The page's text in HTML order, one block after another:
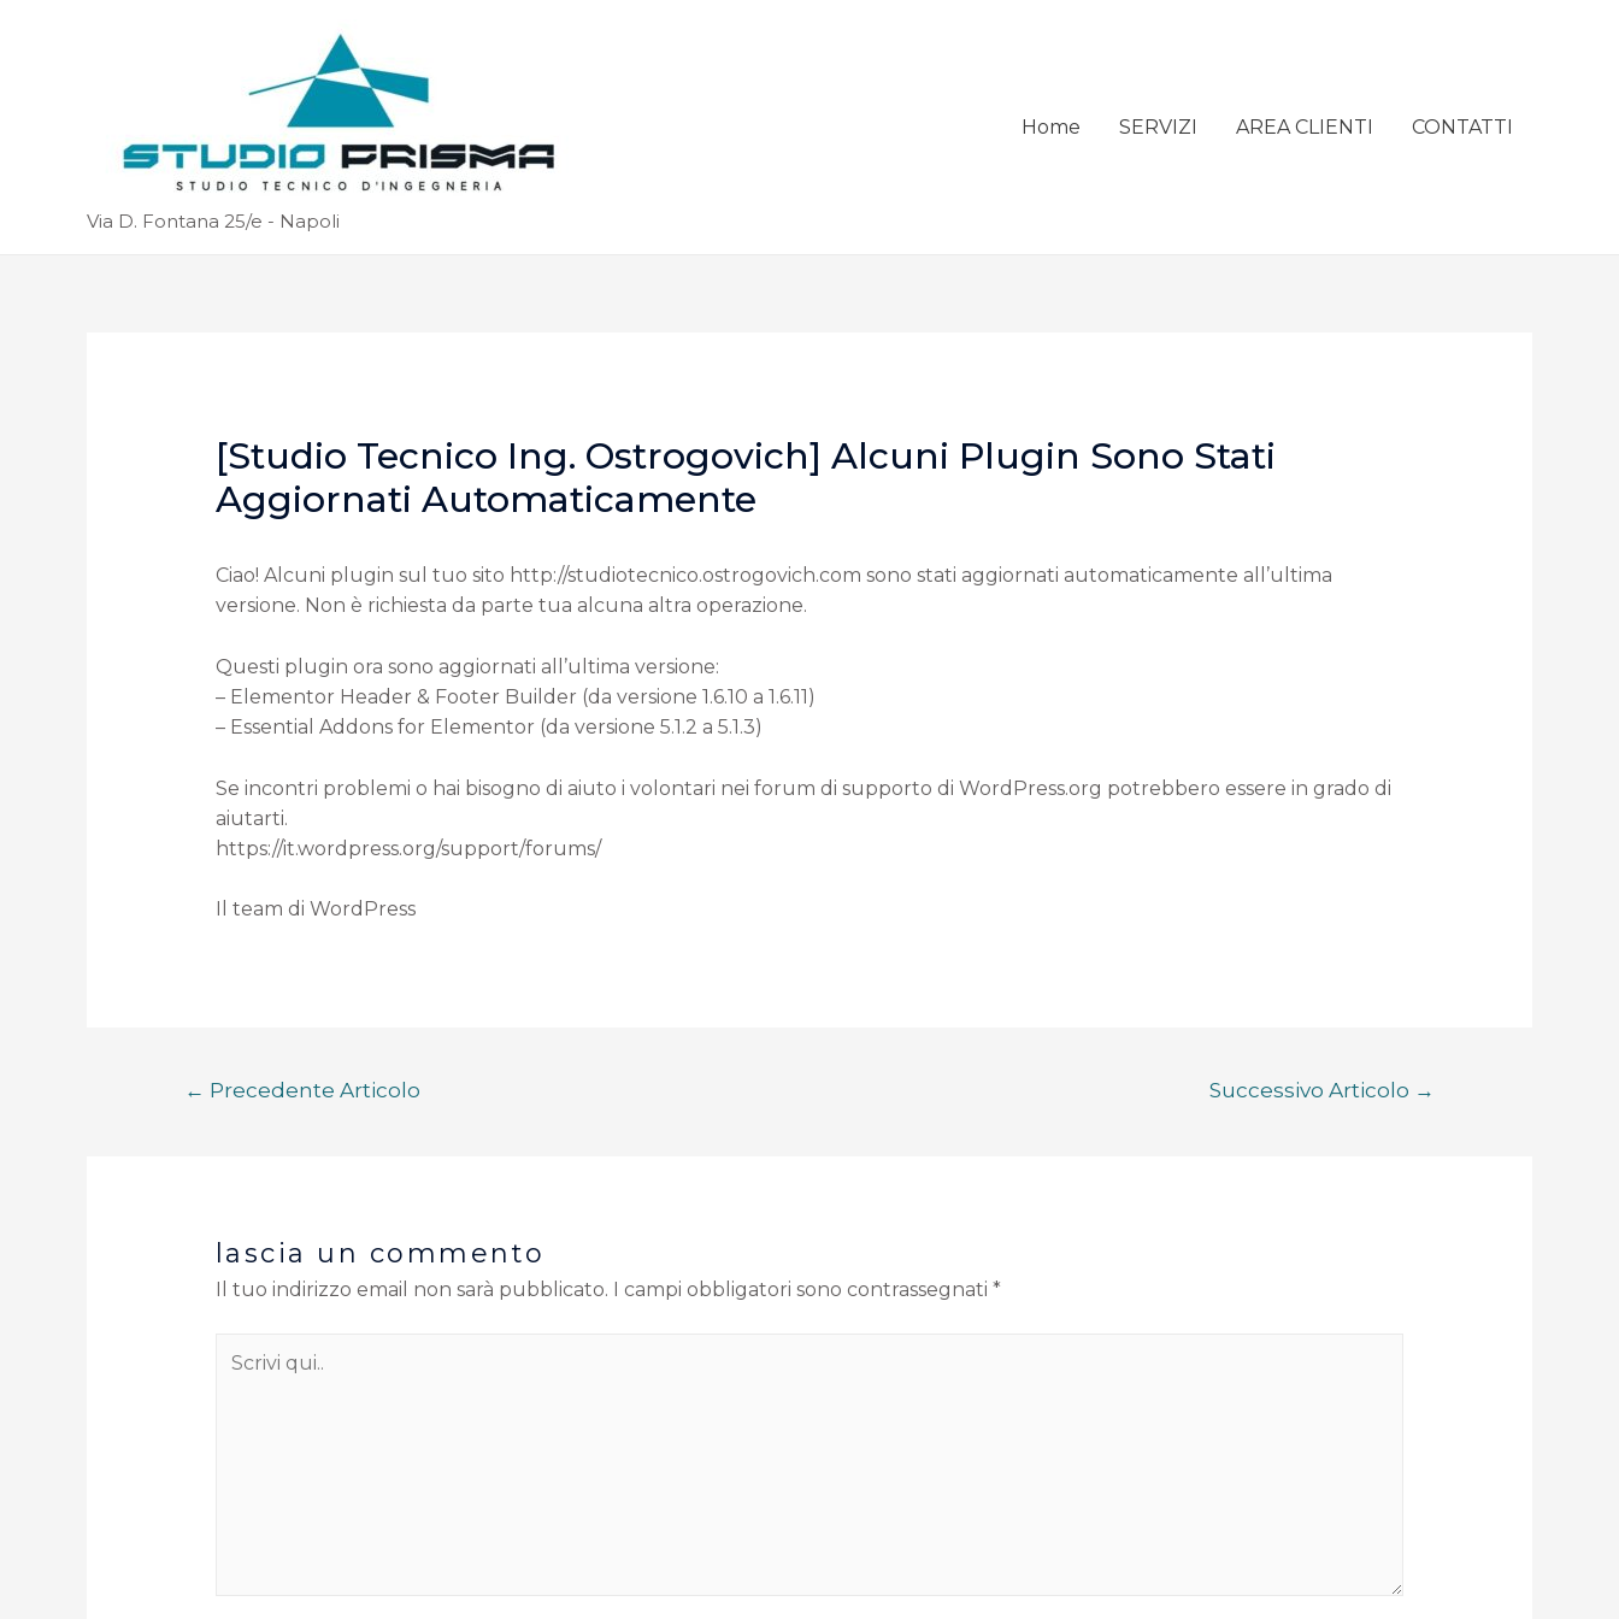
Via D. Fontana 25/e - Napoli
Home SERVIZI AREA CLIENTI CONTATTI
[Studio Tecnico Ing. Ostrogovich] Alcuni Plugin Sono Stati
Aggiornati Automaticamente
Ciao! Alcuni plugin sul tuo sito http://studiotecnico.ostrogovich.com sono stati aggiornati automaticamente all’ultima
versione. Non è richiesta da parte tua alcuna altra operazione.
Questi plugin ora sono aggiornati all’ultima versione:
– Elementor Header & Footer Builder (da versione 1.6.10 a 1.6.11)
– Essential Addons for Elementor (da versione 5.1.2 a 5.1.3)
Se incontri problemi o hai bisogno di aiuto i volontari nei forum di supporto di WordPress.org potrebbero essere in grado di
aiutarti.
https://it.wordpress.org/support/forums/
Il team di WordPress
← Precedente Articolo Successivo Articolo →
lascia un commento
Il tuo indirizzo email non sarà pubblicato. I campi obbligatori sono contrassegnati *